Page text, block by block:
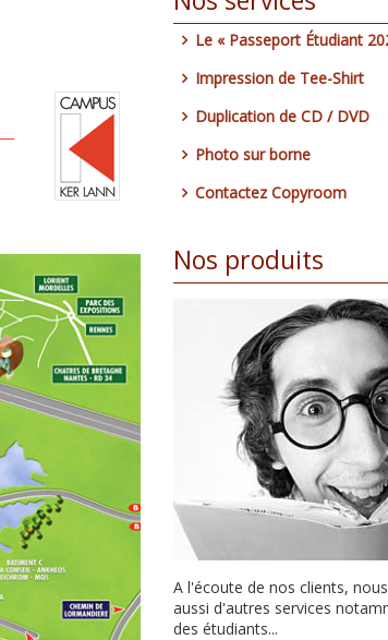
Le « Passeport Étudiant
Impression de Tee-Shirt
Duplication de CD / DVD
Photo sur borne
Contactez Copyroom
Nos produits
A l'écoute de nos clients,
aussi d'autres services
des étudiants...